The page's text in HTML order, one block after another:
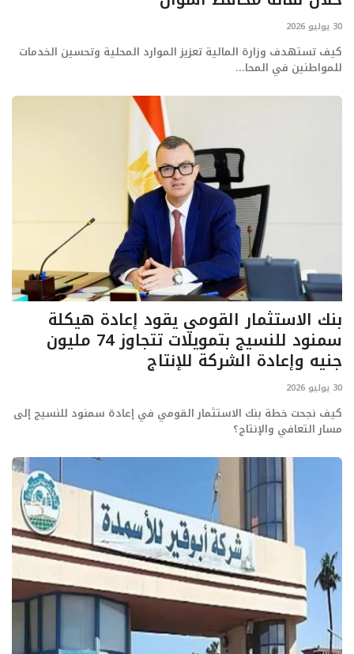
30 يوليو 2026
كيف تستهدف وزارة المالية تعزيز الموارد المحلية وتحسين الخدمات
للمواطنين في المحا...
بنك الاستثمار القومي يقود إعادة هيكلة
سمنود للنسيج بتمويلات تتجاوز 74 مليون
جنيه وإعادة الشركة للإنتاج
30 يوليو 2026
كيف نجحت خطة بنك الاستثمار القومي في إعادة سمنود للنسيج إلى
مسار التعافي والإنتاج؟